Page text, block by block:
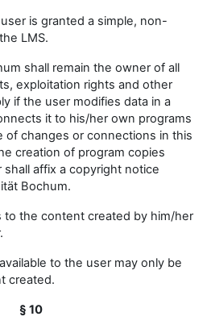
is granted a simple, non-
LMS.
shall remain the owner of all
exploitation rights and other
if the user modifies data in a
it to his/her own programs
of changes or connections in this
creation of program copies
affix a copyright notice
Bochum.
to the content created by him/her
to the user may only be
created.
§ 10